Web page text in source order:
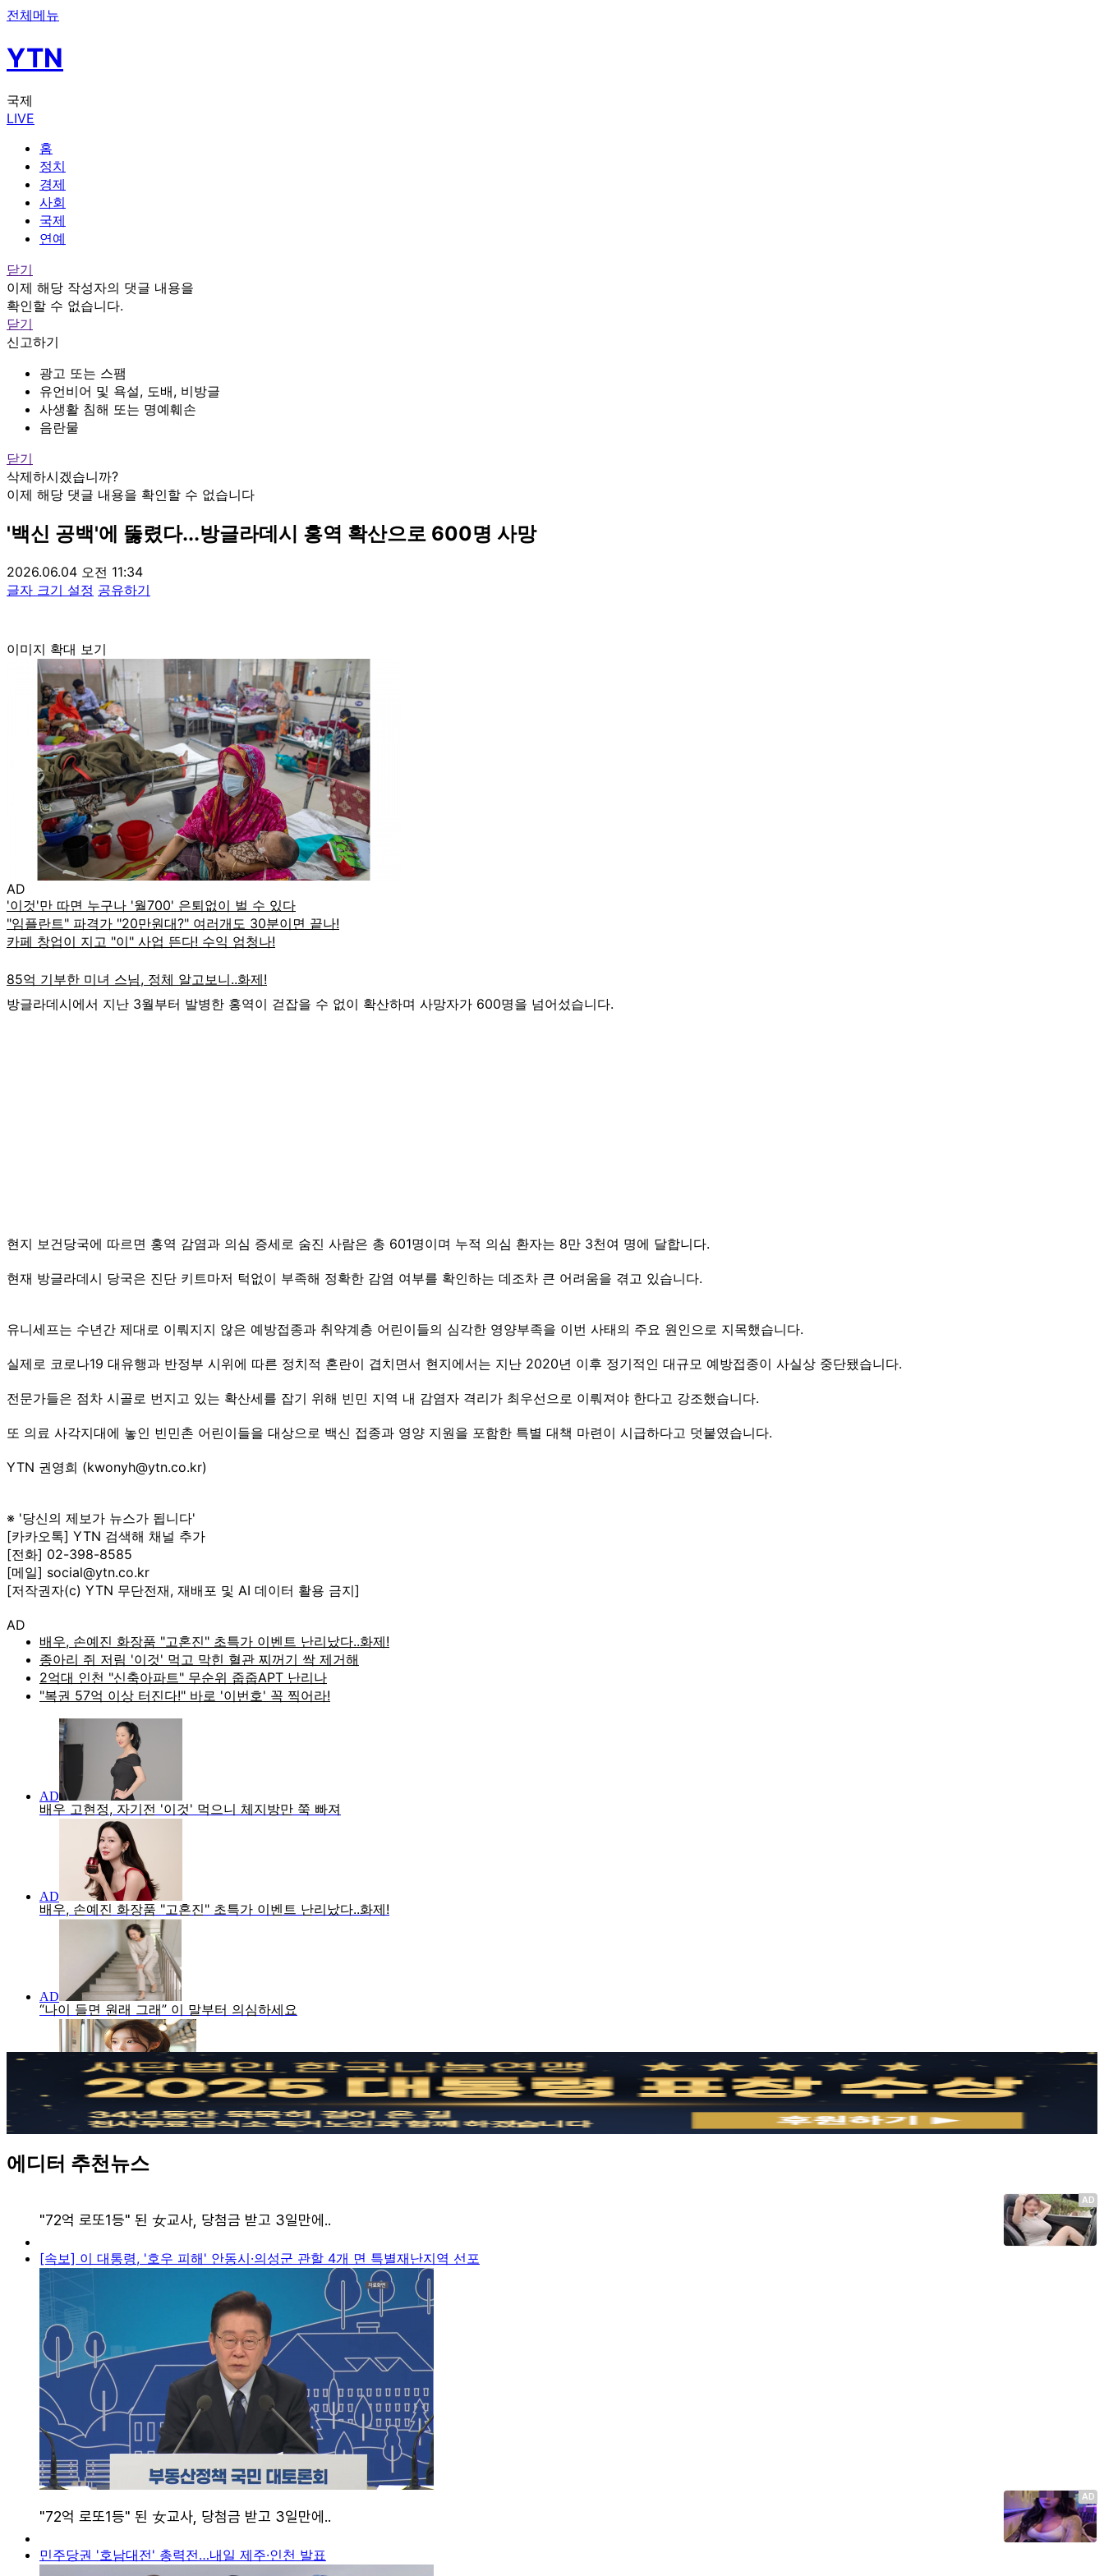
전체메뉴
YTN
국제
LIVE
홈
정치
경제
사회
국제
연예
닫기
이제 해당 작성자의 댓글 내용을
확인할 수 없습니다.
닫기
신고하기
광고 또는 스팸
유언비어 및 욕설, 도배, 비방글
사생활 침해 또는 명예훼손
음란물
닫기
삭제하시겠습니까?
이제 해당 댓글 내용을 확인할 수 없습니다
'백신 공백'에 뚫렸다...방글라데시 홍역 확산으로 600명 사망
2026.06.04 오전 11:34
글자 크기 설정 공유하기
이미지 확대 보기
AD
방글라데시에서 지난 3월부터 발병한 홍역이 걷잡을 수 없이 확산하며 사망자가 600명을 넘어섰습니다.
현지 보건당국에 따르면 홍역 감염과 의심 증세로 숨진 사람은 총 601명이며 누적 의심 환자는 8만 3천여 명에 달합니다.
현재 방글라데시 당국은 진단 키트마저 턱없이 부족해 정확한 감염 여부를 확인하는 데조차 큰 어려움을 겪고 있습니다.
유니세프는 수년간 제대로 이뤄지지 않은 예방접종과 취약계층 어린이들의 심각한 영양부족을 이번 사태의 주요 원인으로 지목했습니다.
실제로 코로나19 대유행과 반정부 시위에 따른 정치적 혼란이 겹치면서 현지에서는 지난 2020년 이후 정기적인 대규모 예방접종이 사실상 중단됐습니다.
전문가들은 점차 시골로 번지고 있는 확산세를 잡기 위해 빈민 지역 내 감염자 격리가 최우선으로 이뤄져야 한다고 강조했습니다.
또 의료 사각지대에 놓인 빈민촌 어린이들을 대상으로 백신 접종과 영양 지원을 포함한 특별 대책 마련이 시급하다고 덧붙였습니다.
YTN 권영희 (kwonyh@ytn.co.kr)
※ '당신의 제보가 뉴스가 됩니다'
[카카오톡] YTN 검색해 채널 추가
[전화] 02-398-8585
[메일] social@ytn.co.kr
[저작권자(c) YTN 무단전재, 재배포 및 AI 데이터 활용 금지]
AD
에디터 추천뉴스
[속보] 이 대통령, '호우 피해' 안동시·의성군 관할 4개 면 특별재난지역 선포
민주당권 '호남대전' 총력전…내일 제주·인천 발표